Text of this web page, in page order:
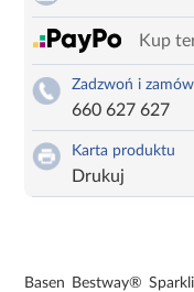
Kup
Zadzwoń i zamów
660 627 627
Karta produktu
Drukuj
Basen Bestway®